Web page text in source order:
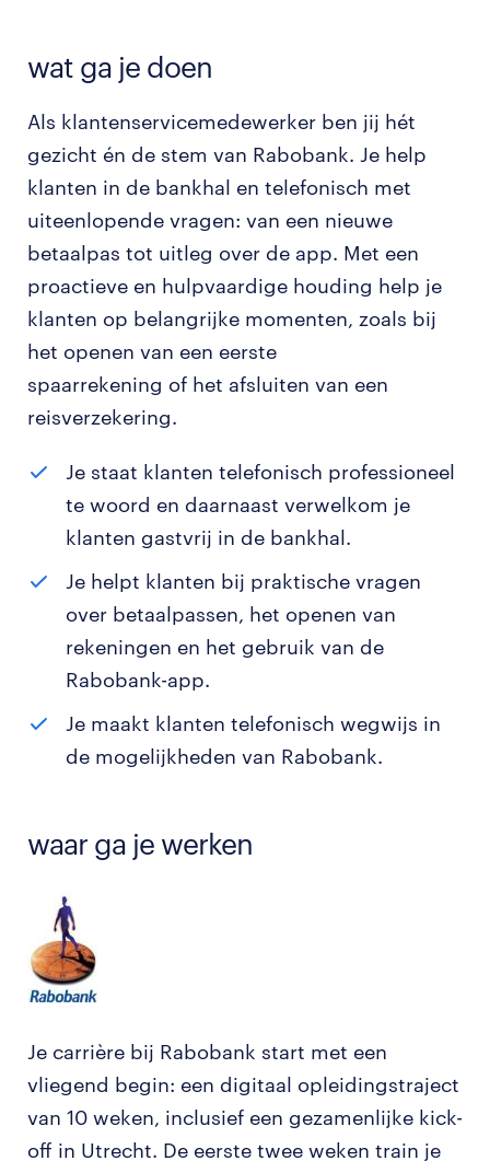
wat ga je doen
Als klantenservicemedewerker ben jij hét
gezicht én de stem van Rabobank. Je help
klanten in de bankhal en telefonisch met
uiteenlopende vragen: van een nieuwe
betaalpas tot uitleg over de app. Met een
proactieve en hulpvaardige houding help je
klanten op belangrijke momenten, zoals bij
het openen van een eerste
spaarrekening of het afsluiten van een
reisverzekering.
Je staat klanten telefonisch professioneel
te woord en daarnaast verwelkom je
klanten gastvrij in de bankhal.
Je helpt klanten bij praktische vragen
over betaalpassen, het openen van
rekeningen en het gebruik van de
Rabobank-app.
Je maakt klanten telefonisch wegwijs in
de mogelijkheden van Rabobank.
waar ga je werken
Je carrière bij Rabobank start met een
vliegend begin: een digitaal opleidingstraject
van 10 weken, inclusief een gezamenlijke kick-
off in Utrecht. De eerste twee weken train je